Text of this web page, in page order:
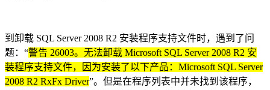
到卸载 SQL Server 2008 R2 安装程序支持文件时，遇到了问
题：“警告 26003。无法卸载 Microsoft SQL Server 2008 R2 安
装程序支持文件，因为安装了以下产品：Microsoft SQL Server
2008 R2 RxFx Driver”。但是在程序列表中并未找到该程序，